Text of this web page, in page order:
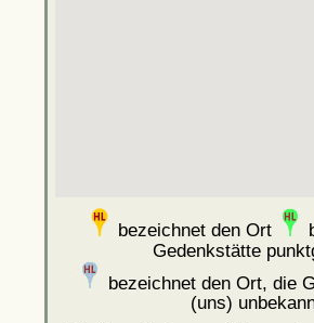
bezeichnet den Ort
Gedenkstätte
bezeichnet den Ort, die
(uns)